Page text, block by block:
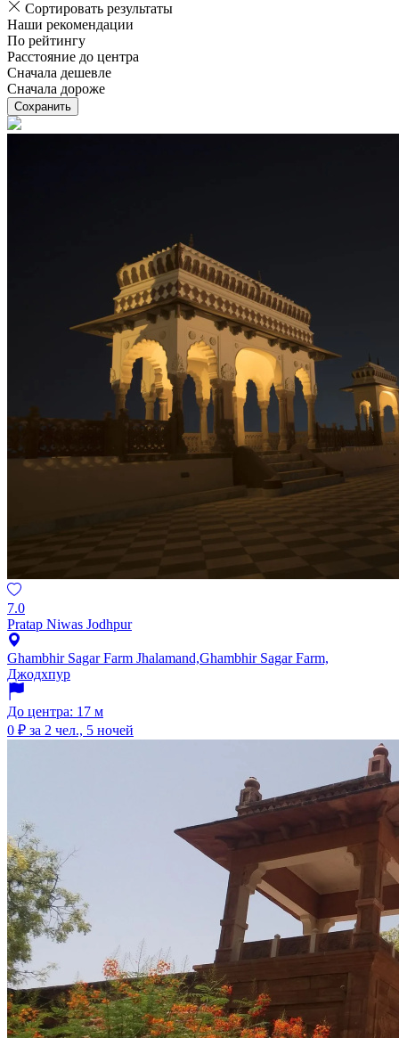
Сортировать результаты
Наши рекомендации
По рейтингу
Расстояние до центра
Сначала дешевле
Сначала дороже
Сохранить
7.0
Pratap Niwas Jodhpur
Ghambhir Sagar Farm Jhalamand,Ghambhir Sagar Farm,
Джодхпур
До центра: 17 м
0 ₽ за 2 чел., 5 ночей